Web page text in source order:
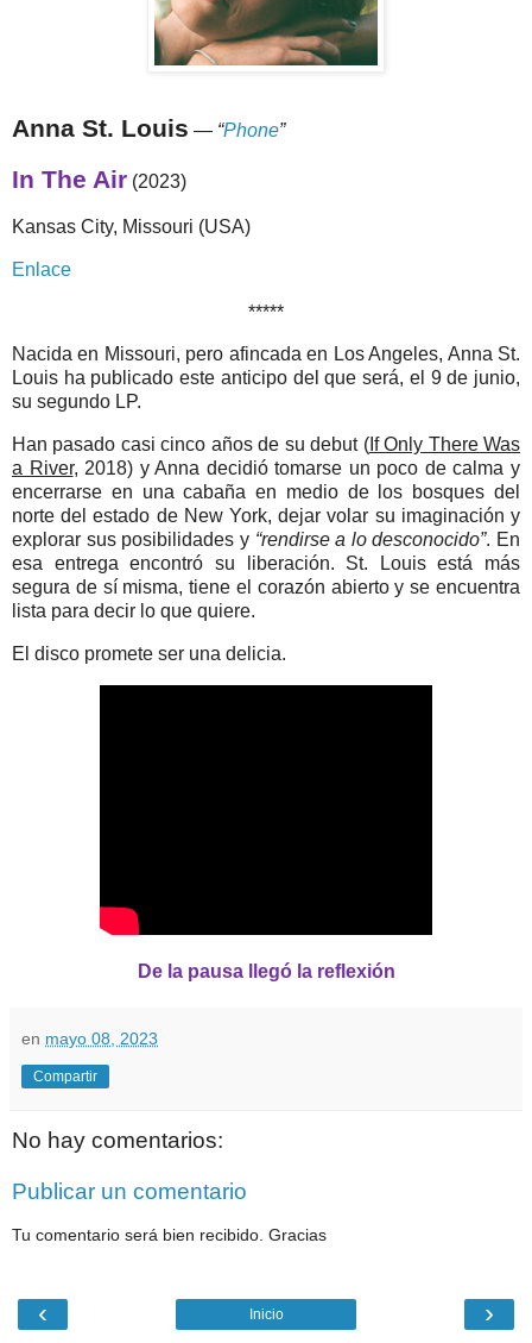
Anna St. Louis — “Phone”
In The Air (2023)
Kansas City, Missouri (USA)
Enlace
*****
Nacida en Missouri, pero afincada en Los Angeles, Anna St.
Louis ha publicado este anticipo del que será, el 9 de junio,
su segundo LP.
Han pasado casi cinco años de su debut (If Only There Was
a River, 2018) y Anna decidió tomarse un poco de calma y
encerrarse en una cabaña en medio de los bosques del
norte del estado de New York, dejar volar su imaginación y
explorar sus posibilidades y “rendirse a lo desconocido”. En
esa entrega encontró su liberación. St. Louis está más
segura de sí misma, tiene el corazón abierto y se encuentra
lista para decir lo que quiere.
El disco promete ser una delicia.
De la pausa llegó la reflexión
en mayo 08, 2023
Compartir
No hay comentarios:
Publicar un comentario
Tu comentario será bien recibido. Gracias
‹ ›
Inicio